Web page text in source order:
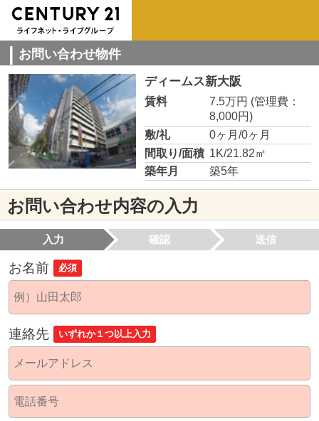
お問い合わせ物件
ディームス新大阪
賃料 7.5万円 (管理費：
8,000円)
敷/礼
0ヶ月/0ヶ月
間取り/面積 1K/21.82㎡
築年月
築5年
お問い合わせ内容の入力
入力 確認 送信
お名前 必須
連絡先 いずれか１つ以上入力